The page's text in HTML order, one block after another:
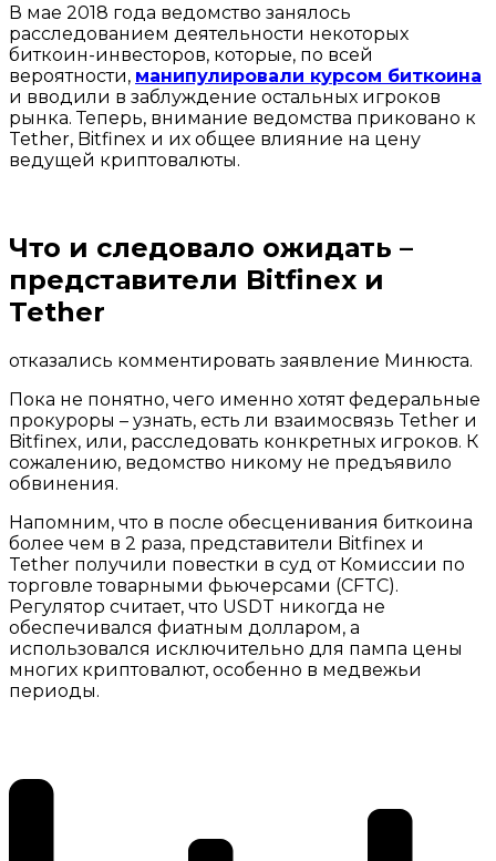
В мае 2018 года ведомство занялось
расследованием деятельности некоторых
биткоин-инвесторов, которые, по всей
вероятности, манипулировали курсом биткоина
и вводили в заблуждение остальных игроков
рынка. Теперь, внимание ведомства приковано к
Tether, Bitfinex и их общее влияние на цену
ведущей криптовалюты.
Что и следовало ожидать –
представители Bitfinex и
Tether
отказались комментировать заявление Минюста.
Пока не понятно, чего именно хотят федеральные
прокуроры – узнать, есть ли взаимосвязь Tether и
Bitfinex, или, расследовать конкретных игроков. К
сожалению, ведомство никому не предъявило
обвинения.
Напомним, что в после обесценивания биткоина
более чем в 2 раза, представители Bitfinex и
Tether получили повестки в суд от Комиссии по
торговле товарными фьючерсами (CFTC).
Регулятор считает, что USDT никогда не
обеспечивался фиатным долларом, а
использовался исключительно для пампа цены
многих криптовалют, особенно в медвежьи
периоды.